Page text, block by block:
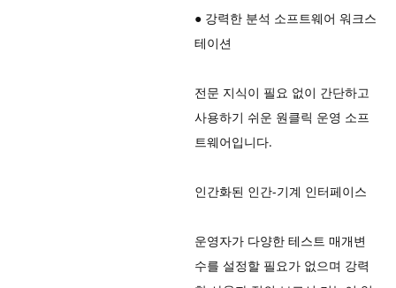
● 강력한 분석 소프트웨어 워크스
테이션
전문 지식이 필요 없이 간단하고
사용하기 쉬운 원클릭 운영 소프
트웨어입니다.
인간화된 인간-기계 인터페이스
운영자가 다양한 테스트 매개변
수를 설정할 필요가 없으며 강력